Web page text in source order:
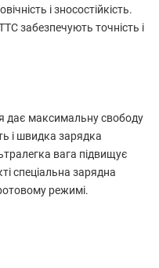
і зносостійкість.
забезпечують точність і
дає максимальну свободу
і швидка зарядка
вага підвищує
спеціальна зарядна
режимі.